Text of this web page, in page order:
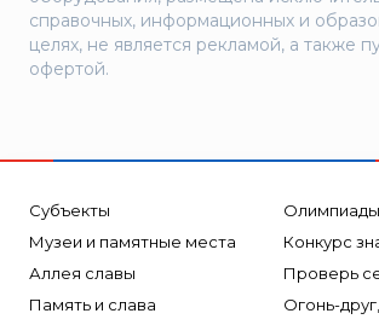
справочных, информационных и
целях, не является рекламой, а также
офертой.
Субъекты
Музеи и памятные места
Аллея славы
Память и слава
Олимпиады
Конкурс
Проверь
Огонь-